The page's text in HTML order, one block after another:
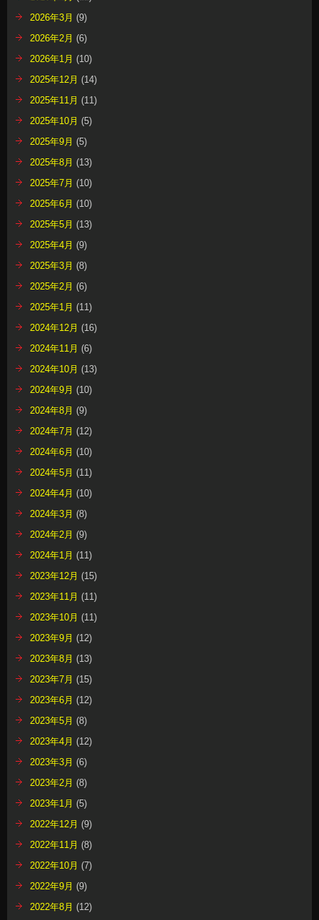
2026年3月 (9)
2026年2月 (6)
2026年1月 (10)
2025年12月 (14)
2025年11月 (11)
2025年10月 (5)
2025年9月 (5)
2025年8月 (13)
2025年7月 (10)
2025年6月 (10)
2025年5月 (13)
2025年4月 (9)
2025年3月 (8)
2025年2月 (6)
2025年1月 (11)
2024年12月 (16)
2024年11月 (6)
2024年10月 (13)
2024年9月 (10)
2024年8月 (9)
2024年7月 (12)
2024年6月 (10)
2024年5月 (11)
2024年4月 (10)
2024年3月 (8)
2024年2月 (9)
2024年1月 (11)
2023年12月 (15)
2023年11月 (11)
2023年10月 (11)
2023年9月 (12)
2023年8月 (13)
2023年7月 (15)
2023年6月 (12)
2023年5月 (8)
2023年4月 (12)
2023年3月 (6)
2023年2月 (8)
2023年1月 (5)
2022年12月 (9)
2022年11月 (8)
2022年10月 (7)
2022年9月 (9)
2022年8月 (12)